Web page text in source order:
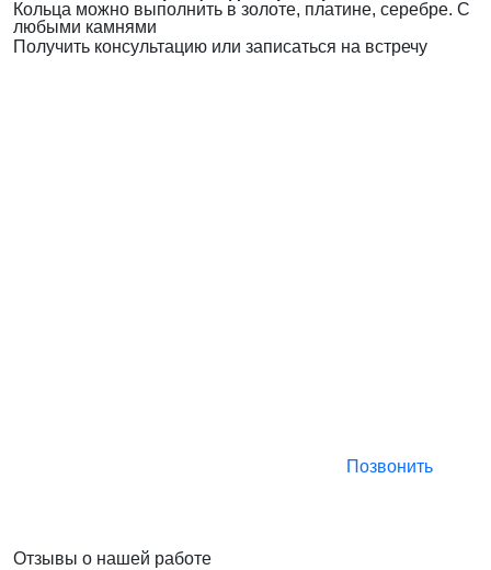
Кольца можно выполнить в золоте, платине, серебре. С
любыми камнями
Получить консультацию или записаться на встречу
Позвонить
Отзывы о нашей работе